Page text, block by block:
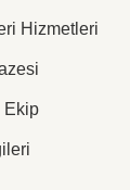
Hizmetleri
Ekip